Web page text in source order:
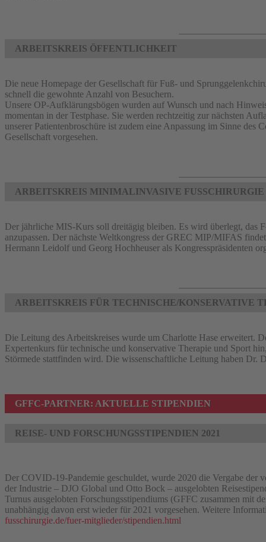
ARBEITSKREIS ÖFFENTLICHKEIT
Die neue Homepage der Gesellschaft für Fuß- und
schnell die gewohnte Anzahl von Besuchern.
Unsere OP-Aufklärungsbögen wurden auf Wunsch und nach
momentan in der Testphase. Sie werden rechtzeitig zur nächsten
unserer Patientenbroschüre ist zudem eine Anpassung im Sinne des
Gesellschaft vorgesehen.
ARBEITSKREIS MINIMALINVASIVE FUSSCHIRURGIE
Der jährliche MIS-Kurs soll dreitägig bleiben. Es wird überlegt, das
anzupassen. Der nächste Weltkongress der GREC MIP/MIFAS
Hermann Leidolf und Georg Hochheuser als Kongresspräsidenten
ARBEITSKREIS FÜR TECHNISCHE/KONSERVATIVE
Die Leitung des Arbeitskreises wurde um Charlotte Hase erweitert.
Expertenkurs für technische und konservative Therapie und Sport
Störmede stattfinden wird. Die wissenschaftliche Leitung haben Dr.
GFFC-PARTNER: AKTUELLE STIPENDIEN
REISE- UND FORSCHUNGSSTIPENDIEN 2021
Der COVID-19-Pandemie geschuldet, wurde 2020 die Vergabe der
der Industrie – DJO Global und Otto Bock – ausgelobten
Turnus ausgelobten Forschungsstipendiums (GFFC zusammen mit
unabhängig davon erst wieder für 2021 vorgesehen. Weitere
fusschirurgie.de/fuer-mitglieder/stipendien.html